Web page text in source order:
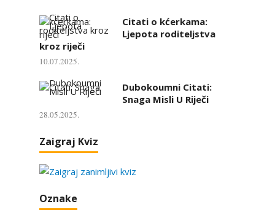
Citati o kćerkama:
Ljepota roditeljstva
kroz riječi
10.07.2025.
Dubokoumni Citati:
Snaga Misli U Riječi
28.05.2025.
Zaigraj Kviz
Oznake